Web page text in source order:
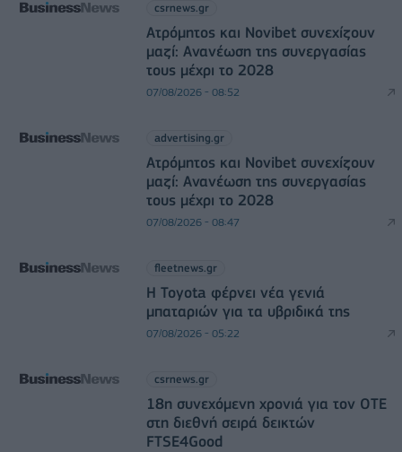
csrnews.gr
Ατρόμητος και Novibet συνεχίζουν
μαζί: Ανανέωση της συνεργασίας
τους μέχρι το 2028
07/08/2026 - 08:52
advertising.gr
Ατρόμητος και Novibet συνεχίζουν
μαζί: Ανανέωση της συνεργασίας
τους μέχρι το 2028
07/08/2026 - 08:47
fleetnews.gr
Η Toyota φέρνει νέα γενιά
μπαταριών για τα υβριδικά της
07/08/2026 - 05:22
csrnews.gr
18η συνεχόμενη χρονιά για τον ΟΤΕ
στη διεθνή σειρά δεικτών
FTSE4Good